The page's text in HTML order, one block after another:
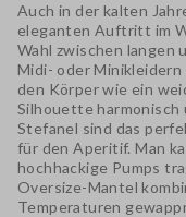
Auch in der kalten
eleganten Auftritt im
Wahl zwischen
Midi- oder Minikleidern
den Körper wie ein
Silhouette
Stefanel sind das
für den Aperitif. Man
hochhackige Pumps
Oversize-Mantel
Temperaturen